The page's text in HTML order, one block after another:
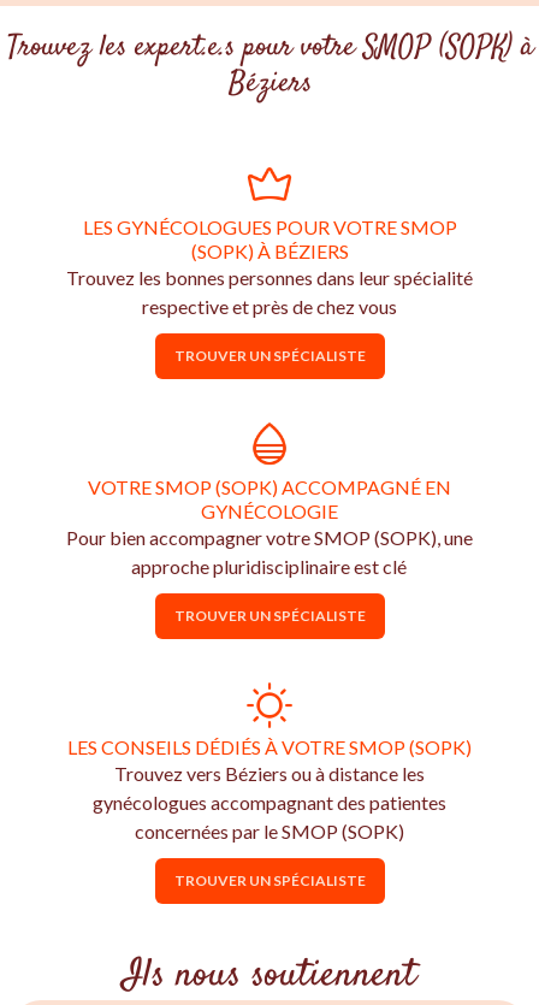
Trouvez les expert.e.s pour votre SMOP (SOPK) à
Béziers
LES GYNÉCOLOGUES POUR VOTRE SMOP
(SOPK) À BÉZIERS
Trouvez les bonnes personnes dans leur spécialité
respective et près de chez vous
TROUVER UN SPÉCIALISTE
VOTRE SMOP (SOPK) ACCOMPAGNÉ EN
GYNÉCOLOGIE
Pour bien accompagner votre SMOP (SOPK), une
approche pluridisciplinaire est clé
TROUVER UN SPÉCIALISTE
LES CONSEILS DÉDIÉS À VOTRE SMOP (SOPK)
Trouvez vers Béziers ou à distance les
gynécologues accompagnant des patientes
concernées par le SMOP (SOPK)
TROUVER UN SPÉCIALISTE
Ils nous soutiennent